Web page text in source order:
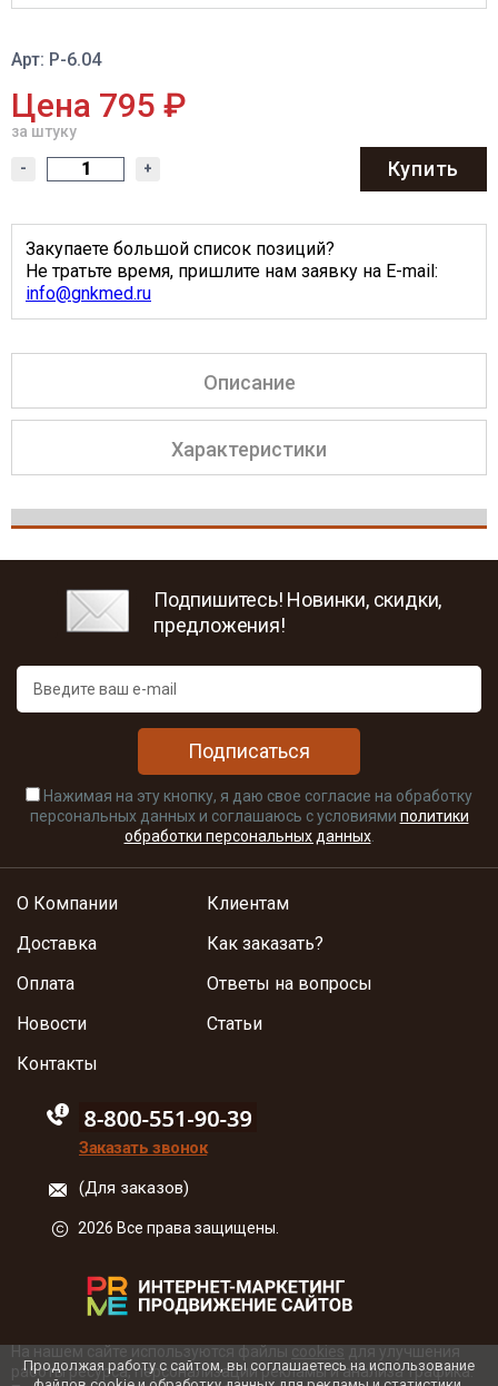
Арт: Р-6.04
Цена 795 ₽
за штуку
- + Купить
Закупаете большой список позиций?
Не тратьте время, пришлите нам заявку на E-mail:
info@gnkmed.ru
Описание
Характеристики
Подпишитесь! Новинки, скидки,
предложения!
Подписаться
Нажимая на эту кнопку, я даю свое согласие на обработку
персональных данных и соглашаюсь с условиями политики
обработки персональных данных.
О Компании
Доставка
Оплата
Новости
Клиентам
Как заказать?
Ответы на вопросы
Статьи
Контакты
88005555550
Заказать звонок
(Для заказов)
2026 Все права защищены.
На нашем сайте используются файлы cookies для улучшения
работы ресурса, персонализации рекламы и анализа трафика.
Продолжая работу с сайтом, вы соглашаетесь на использование